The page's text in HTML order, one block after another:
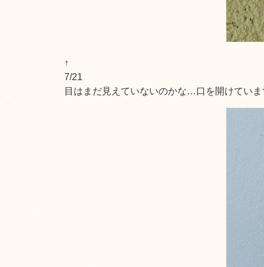
↑
7/21
目はまだ見えていないのかな…口を開けていま